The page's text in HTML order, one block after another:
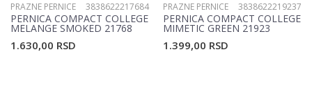
PRAZNE PERNICE 3838622217684
PERNICA COMPACT COLLEGE
MELANGE SMOKED 21768
1.630,00 RSD
PRAZNE PERNICE 3838622219237
PERNICA COMPACT COLLEGE
MIMETIC GREEN 21923
1.399,00 RSD